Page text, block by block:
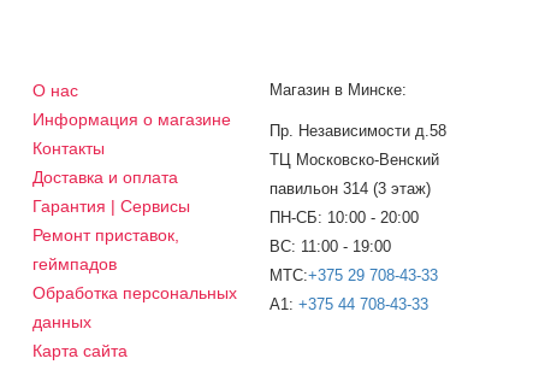
О нас
Информация о магазине
Контакты
Доставка и оплата
Гарантия | Сервисы
Ремонт приставок,
геймпадов
Обработка персональных
данных
Карта сайта
Магазин в Минске:
Пр. Независимости д.58
ТЦ Московско-Венский
павильон 314 (3 этаж)
ПН-СБ: 10:00 - 20:00
ВС: 11:00 - 19:00
МТС:+375 29 708-43-33
A1: +375 44 708-43-33